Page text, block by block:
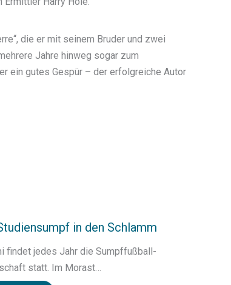
die er mit seinem Bruder und zwei
Jahre hinweg sogar zum
ein gutes Gespür – der erfolgreiche Autor
in den Schlamm
findet jedes Jahr die Sumpffußball-
statt. Im Morast…